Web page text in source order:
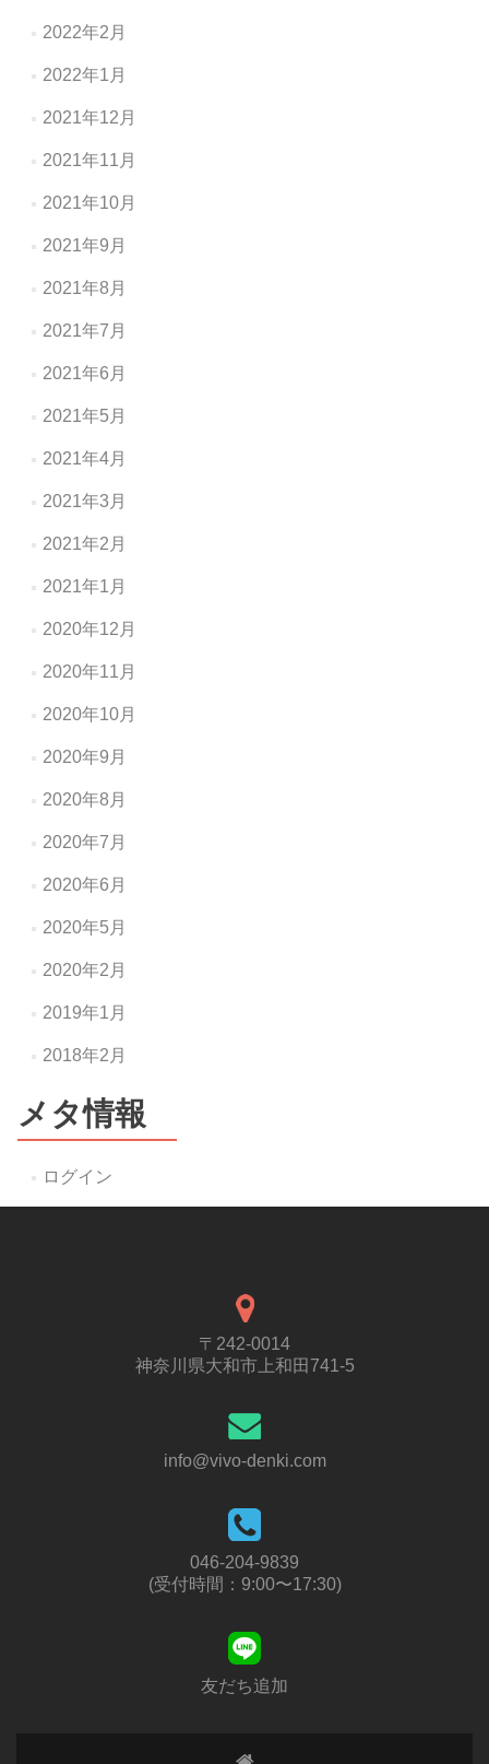
2022年2月
2022年1月
2021年12月
2021年11月
2021年10月
2021年9月
2021年8月
2021年7月
2021年6月
2021年5月
2021年4月
2021年3月
2021年2月
2021年1月
2020年12月
2020年11月
2020年10月
2020年9月
2020年8月
2020年7月
2020年6月
2020年5月
2020年2月
2019年1月
2018年2月
メタ情報
ログイン
〒242-0014
神奈川県大和市上和田741-5
info@vivo-denki.com
046-204-9839
(受付時間：9:00〜17:30)
友だち追加